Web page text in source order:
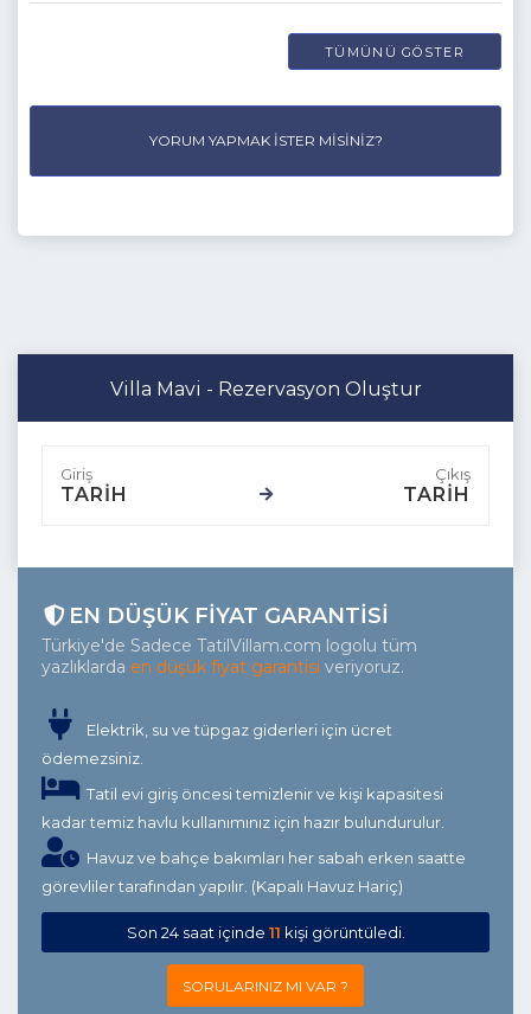
TÜMÜNÜ GÖSTER
YORUM YAPMAK İSTER MISINIZ?
Villa Mavi - Rezervasyon Oluştur
TARİH TARİH
EN DÜŞÜK FIYAT GARANTISI
Türkiye'de Sadece TatilVillam.com logolu tüm
yazlıklarda en düşük fiyat garantisi veriyoruz.
Elektrik, su ve tüpgaz giderleri için ücret
ödemezsiniz.
Tatil evi giriş öncesi temizlenir ve kişi kapasitesi
kadar temiz havlu kullanımınız için hazır bulundurulur.
Havuz ve bahçe bakımları her sabah erken saatte
görevliler tarafından yapılır. (Kapalı Havuz Hariç)
Son 24 saat içinde 11 kişi görüntüledi.
SORULARINIZ MI VAR ?